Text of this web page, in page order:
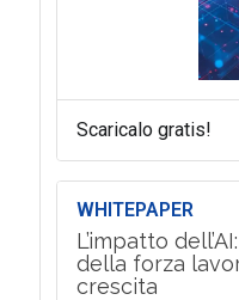
Scaricalo gratis!
WHITEPAPER
L’impatto
della forza
crescita